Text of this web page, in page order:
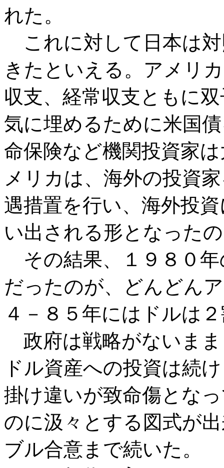
れた。
これに対して日本は
きたといえる。アメリ
収支、経常収支ともに
気に埋めるために米国
命保険など機関投資家
メリカは、海外の投資
遇措置を行い、海外投
い出される形となった
その結果、１９８０年
だったのが、どんどん
４－８５年にはドルは
政府は戦略がないま
ドル資産への投資は続
掛け違いが致命傷とな
のに汲々とする図式が
ブル合意まで続いた。